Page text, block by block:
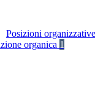
Posizioni organizzative
organica 1